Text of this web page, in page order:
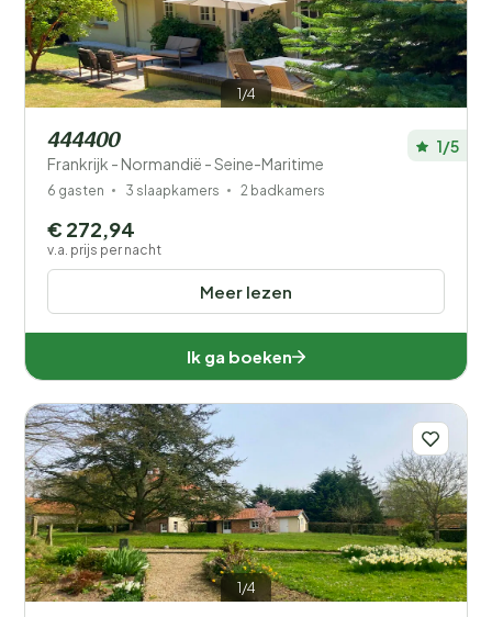
1/4
444400
Frankrijk - Normandië - Seine-Maritime
1/5
6 gasten 3 slaapkamers 2 badkamers
Meer lezen
€ 272,94
v.a. prijs per nacht
Ik ga boeken
1/4